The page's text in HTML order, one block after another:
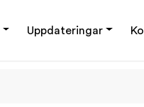
Uppdateringar